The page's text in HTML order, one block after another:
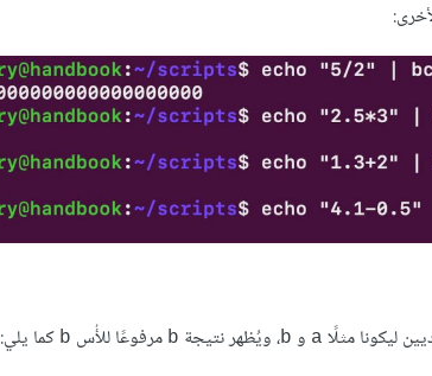
ليكونا مثلًا a و b، ويُظهر نتيجة b مرفوعًا للأُس b كما يلي: